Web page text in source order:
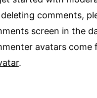
comments,
screen in the
avatars come
.